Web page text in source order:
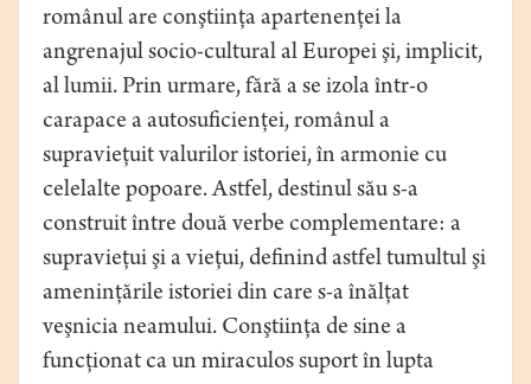
românul are conştiinţa apartenenţei la
angrenajul socio-cultural al Europei şi, implicit,
al lumii. Prin urmare, fără a se izola într-o
carapace a autosuficienţei, românul a
supravieţuit valurilor istoriei, în armonie cu
celelalte popoare. Astfel, destinul său s-a
construit între două verbe complementare: a
supravieţui şi a vieţui, definind astfel tumultul şi
ameninţările istoriei din care s-a înălţat
veşnicia neamului. Conştiinţa de sine a
funcţionat ca un miraculos suport în lupta